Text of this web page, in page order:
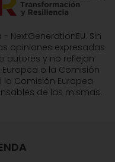
NextGenerationEU. Sin
opiniones expresadas
autores y no reflejan
o la Comisión
la Comisión Europea
de las mismas.